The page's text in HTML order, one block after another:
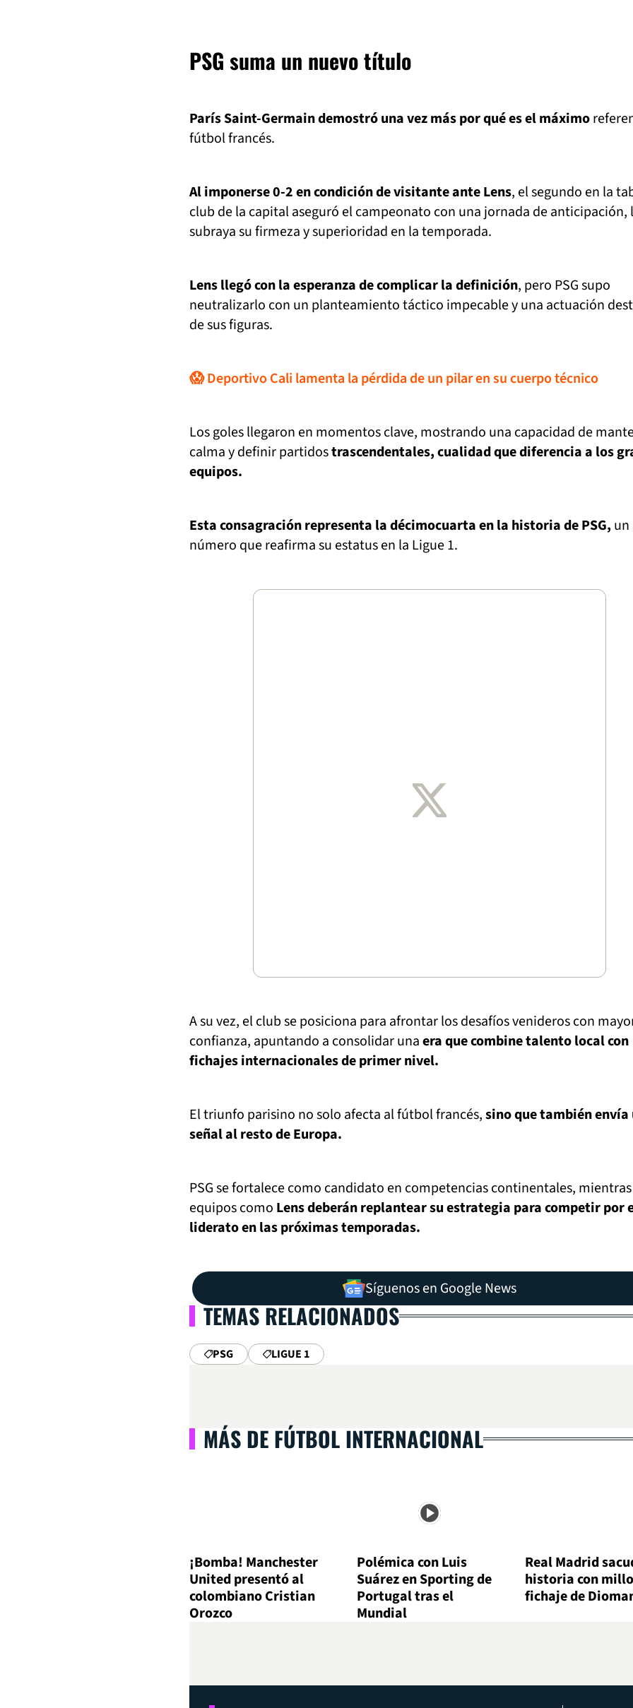
PSG suma un nuevo título
París Saint-Germain demostró una vez más por qué es el máximo
fútbol francés.
Al imponerse 0-2 en condición de visitante ante Lens, el segundo en la
club de la capital aseguró el campeonato con una jornada de anticipación,
subraya su firmeza y superioridad en la temporada.
Lens llegó con la esperanza de complicar la definición, pero PSG supo
neutralizarlo con un planteamiento táctico impecable y una actuación
de sus figuras.
😱 Deportivo Cali lamenta la pérdida de un pilar en su cuerpo técnico
Los goles llegaron en momentos clave, mostrando una capacidad de
calma y definir partidostrascendentales, cualidad que diferencia a los
equipos.
Esta consagración representa la décimocuarta en la historia de PSG, un
número que reafirma su estatus en la Ligue 1.
A su vez, el club se posiciona para afrontar los desafíos venideros con
confianza, apuntando a consolidar unaera que combine talento local con
fichajes internacionales de primer nivel.
El triunfo parisino no solo afecta al fútbol francés,sino que también envía
señal al resto de Europa.
PSG se fortalece como candidato en competencias continentales, mientras
equipos como Lens deberán replantear su estrategia para competir por
liderato en las próximas temporadas.
Síguenos en Google News
TEMAS RELACIONADOS
PSG LIGUE 1
MÁS DE FÚTBOL INTERNACIONAL
¡Bomba! Manchester
United presentó al
colombiano Cristian
Orozco
Polémica con Luis
Suárez en Sporting de
Portugal tras el
Mundial
Real Madrid
historia con
fichaje de